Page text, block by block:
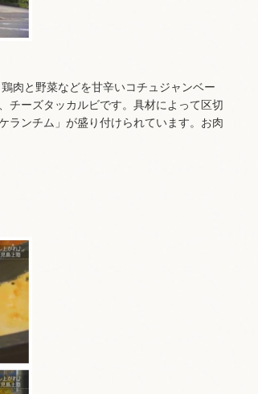
肉と野菜などを甘辛いコチュジャンベー
チーズタッカルビです。具材によって区切
ランチム」が盛り付けられています。お肉